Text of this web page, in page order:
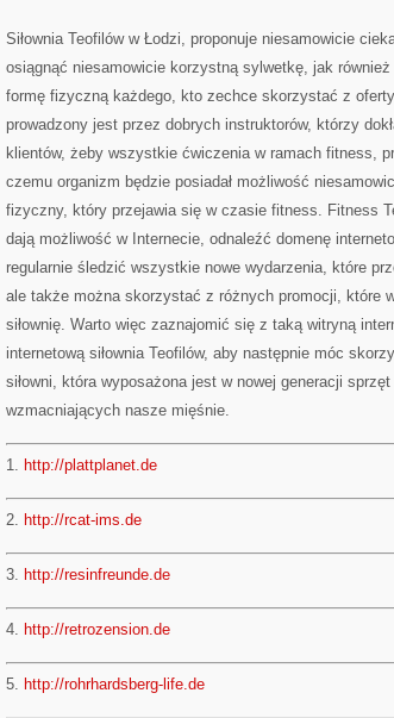
Siłownia Teofilów w Łodzi, proponuje niesamowicie
osiągnąć niesamowicie korzystną sylwetkę, jak
formę fizyczną każdego, kto zechce skorzystać z
prowadzony jest przez dobrych instruktorów, którzy
klientów, żeby wszystkie ćwiczenia w ramach fitness,
czemu organizm będzie posiadał możliwość
fizyczny, który przejawia się w czasie fitness. Fitness
dają możliwość w Internecie, odnaleźć domenę
regularnie śledzić wszystkie nowe wydarzenia, które
ale także można skorzystać z różnych promocji, które
siłownię. Warto więc zaznajomić się z taką witryną
internetową siłownia Teofilów, aby następnie móc
siłowni, która wyposażona jest w nowej generacji
wzmacniających nasze mięśnie.
1. http://plattplanet.de
2. http://rcat-ims.de
3. http://resinfreunde.de
4. http://retrozension.de
5. http://rohrhardsberg-life.de